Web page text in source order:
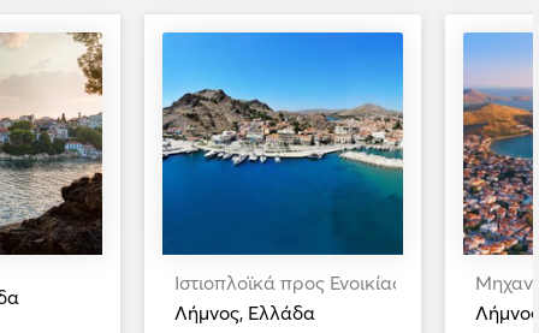
Ιστιοπλοϊκά προς Ενοικίαση
Λήμνος, Ελλάδα